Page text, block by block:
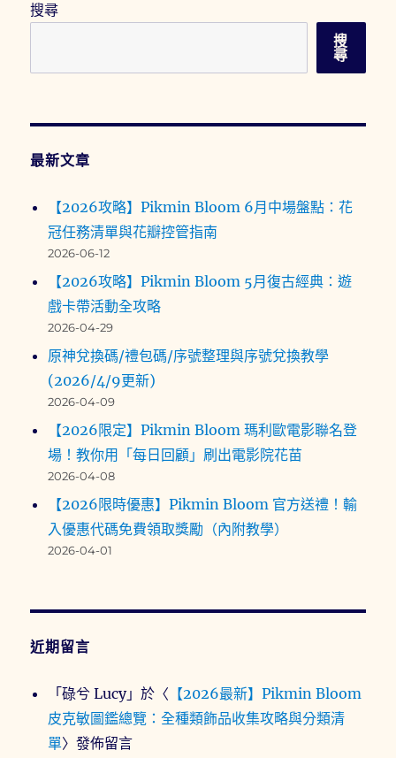
搜尋
搜
尋
最新文章
【2026攻略】Pikmin Bloom 6月中場盤點：花
冠任務清單與花瓣控管指南
2026-06-12
【2026攻略】Pikmin Bloom 5月復古經典：遊
戲卡帶活動全攻略
2026-04-29
原神兌換碼/禮包碼/序號整理與序號兌換教學
(2026/4/9更新)
2026-04-09
【2026限定】Pikmin Bloom 瑪利歐電影聯名登
場！教你用「每日回顧」刷出電影院花苗
2026-04-08
【2026限時優惠】Pikmin Bloom 官方送禮！輸
入優惠代碼免費領取獎勵（內附教學）
2026-04-01
近期留言
「碌兮 Lucy」於〈 【2026最新】Pikmin Bloom
皮克敏圖鑑總覽：全種類飾品收集攻略與分類清
單〉發佈留言